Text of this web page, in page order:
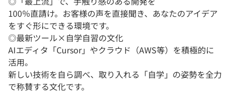
100％直請け。お客様の声を直接聞き、あなたのアイデア
をすぐ形にできる環境です。
◎最新ツール×自学自習の文化
AIエディタ「Cursor」やクラウド（AWS等）を積極的に
活用。
新しい技術を自ら調べ、取り入れる「自学」の姿勢を全力
で称賛する文化です。